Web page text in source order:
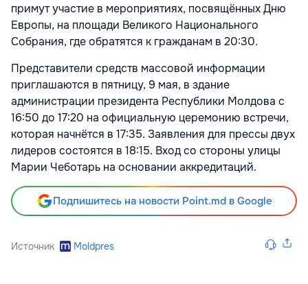
примут участие в мероприятиях, посвящённых Дню
Европы, на площади Великого Национального
Собрания, где обратятся к гражданам в 20:30.
Представители средств массовой информации
приглашаются в пятницу, 9 мая, в здание
администрации президента Республики Молдова с
16:50 до 17:20 на официальную церемонию встречи,
которая начнётся в 17:35. Заявления для прессы двух
лидеров состоятся в 18:15. Вход со стороны улицы
Марии Чеботарь на основании аккредитаций.
Подпишитесь на новости Point.md в Google
Источник Moldpres